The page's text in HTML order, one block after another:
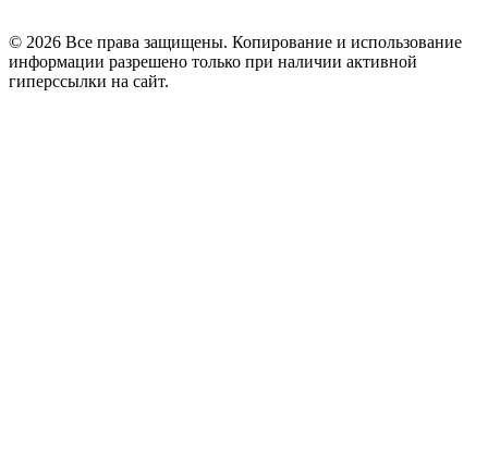
© 2026 Все права защищены. Копирование и использование
информации разрешено только при наличии активной
гиперссылки на сайт.